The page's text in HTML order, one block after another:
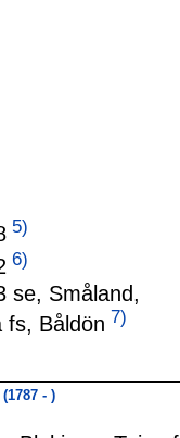
5)
6)
se, Småland,
fs, Båldön 7)
- )